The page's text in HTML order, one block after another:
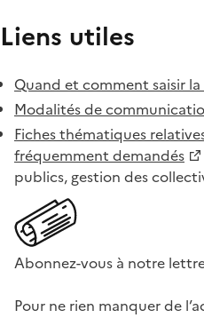
Liens utiles
Quand et comment saisir la
Modalités de
Fiches thématiques
fréquemment demandés
publics, gestion des
Abonnez-vous à notre
Pour ne rien manquer de